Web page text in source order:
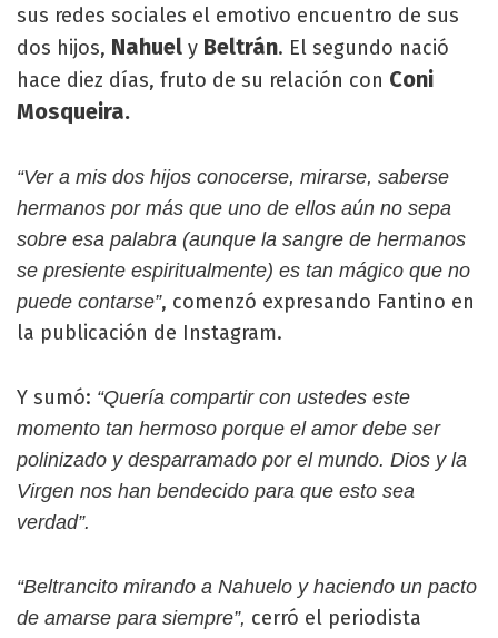
sus redes sociales el emotivo encuentro de sus
dos hijos, Nahuel y Beltrán. El segundo nació
hace diez días, fruto de su relación con Coni
Mosqueira.
“Ver a mis dos hijos conocerse, mirarse, saberse
hermanos por más que uno de ellos aún no sepa
sobre esa palabra (aunque la sangre de hermanos
se presiente espiritualmente) es tan mágico que no
puede contarse”, comenzó expresando Fantino en
la publicación de Instagram.
Y sumó: “Quería compartir con ustedes este
momento tan hermoso porque el amor debe ser
polinizado y desparramado por el mundo. Dios y la
Virgen nos han bendecido para que esto sea
verdad”.
“Beltrancito mirando a Nahuelo y haciendo un pacto
de amarse para siempre”, cerró el periodista